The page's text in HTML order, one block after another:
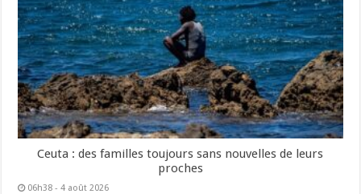
Ceuta : des familles toujours sans nouvelles de leurs
proches
06h38 - 4 août 2026